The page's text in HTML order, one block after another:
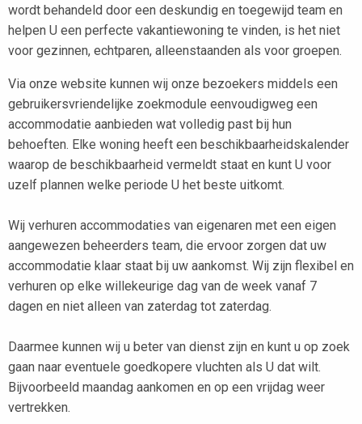
wordt behandeld door een deskundig en toegewijd team en
helpen U een perfecte vakantiewoning te vinden, is het niet
voor gezinnen, echtparen, alleenstaanden als voor groepen.
Via onze website kunnen wij onze bezoekers middels een
gebruikersvriendelijke zoekmodule eenvoudigweg een
accommodatie aanbieden wat volledig past bij hun
behoeften. Elke woning heeft een beschikbaarheidskalender
waarop de beschikbaarheid vermeldt staat en kunt U voor
uzelf plannen welke periode U het beste uitkomt.
Wij verhuren accommodaties van eigenaren met een eigen
aangewezen beheerders team, die ervoor zorgen dat uw
accommodatie klaar staat bij uw aankomst. Wij zijn flexibel en
verhuren op elke willekeurige dag van de week vanaf 7
dagen en niet alleen van zaterdag tot zaterdag.
Daarmee kunnen wij u beter van dienst zijn en kunt u op zoek
gaan naar eventuele goedkopere vluchten als U dat wilt.
Bijvoorbeeld maandag aankomen en op een vrijdag weer
vertrekken.